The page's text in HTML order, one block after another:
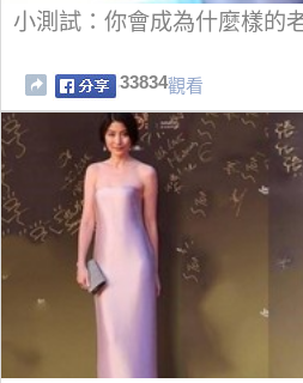
小測試：你會成為什麼樣的
33834觀看